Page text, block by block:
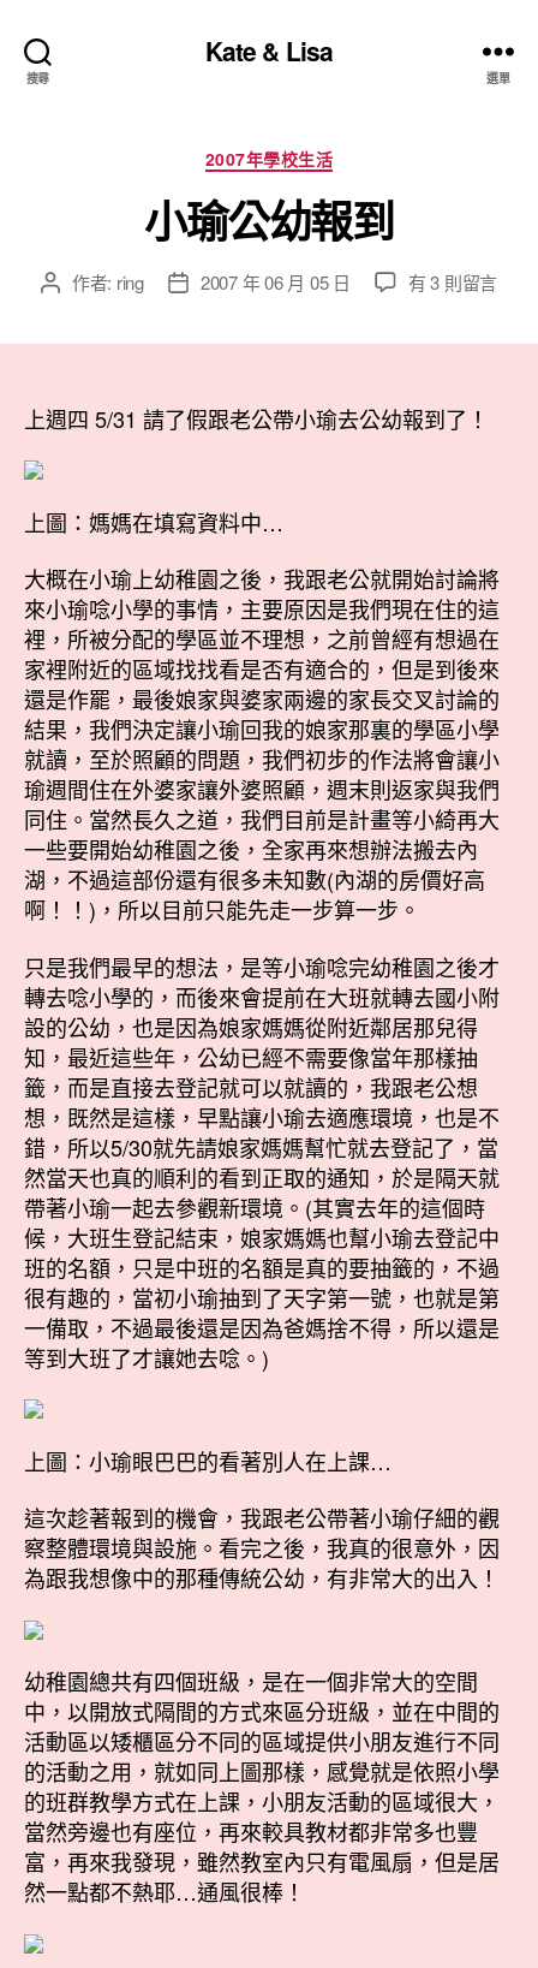
搜尋
Kate & Lisa
選單
分
類
2007年學校生活
小瑜公幼報到
文 作者: ring
文
期
2007 年 06 月 05 日
在
報
到〉
有 3 則留言
上週四 5/31 請了假跟老公帶小瑜去公幼報到了！
上圖：媽媽在填寫資料中…
大概在小瑜上幼稚園之後，我跟老公就開始討論將
來小瑜唸小學的事情，主要原因是我們現在住的這
裡，所被分配的學區並不理想，之前曾經有想過在
家裡附近的區域找找看是否有適合的，但是到後來
還是作罷，最後娘家與婆家兩邊的家長交叉討論的
結果，我們決定讓小瑜回我的娘家那裏的學區小學
就讀，至於照顧的問題，我們初步的作法將會讓小
瑜週間住在外婆家讓外婆照顧，週末則返家與我們
同住。當然長久之道，我們目前是計畫等小綺再大
一些要開始幼稚園之後，全家再來想辦法搬去內
湖，不過這部份還有很多未知數(內湖的房價好高
啊！！)，所以目前只能先走一步算一步。
只是我們最早的想法，是等小瑜唸完幼稚園之後才
轉去唸小學的，而後來會提前在大班就轉去國小附
設的公幼，也是因為娘家媽媽從附近鄰居那兒得
知，最近這些年，公幼已經不需要像當年那樣抽
籤，而是直接去登記就可以就讀的，我跟老公想
想，既然是這樣，早點讓小瑜去適應環境，也是不
錯，所以5/30就先請娘家媽媽幫忙就去登記了，當
然當天也真的順利的看到正取的通知，於是隔天就
帶著小瑜一起去參觀新環境。(其實去年的這個時
候，大班生登記結束，娘家媽媽也幫小瑜去登記中
班的名額，只是中班的名額是真的要抽籤的，不過
很有趣的，當初小瑜抽到了天字第一號，也就是第
一備取，不過最後還是因為爸媽捨不得，所以還是
等到大班了才讓她去唸。)
上圖：小瑜眼巴巴的看著別人在上課…
這次趁著報到的機會，我跟老公帶著小瑜仔細的觀
察整體環境與設施。看完之後，我真的很意外，因
為跟我想像中的那種傳統公幼，有非常大的出入！
幼稚園總共有四個班級，是在一個非常大的空間
中，以開放式隔間的方式來區分班級，並在中間的
活動區以矮櫃區分不同的區域提供小朋友進行不同
的活動之用，就如同上圖那樣，感覺就是依照小學
的班群教學方式在上課，小朋友活動的區域很大，
當然旁邊也有座位，再來較具教材都非常多也豐
富，再來我發現，雖然教室內只有電風扇，但是居
然一點都不熱耶…通風很棒！